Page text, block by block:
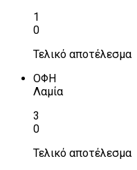
1
0
Τελικό αποτέλεσμα
ΟΦΗ
Λαμία
3
0
Τελικό αποτέλεσμα